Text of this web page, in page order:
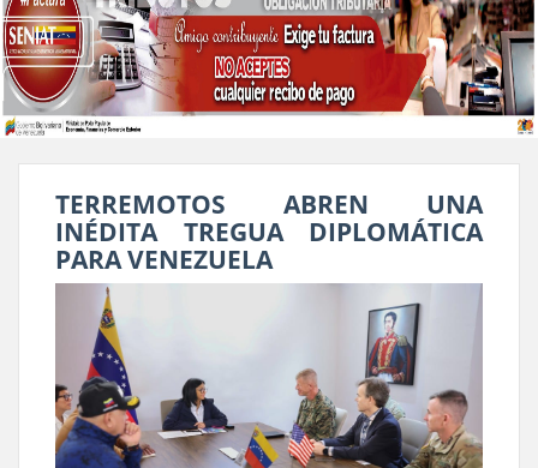
TERREMOTOS ABREN UNA
INÉDITA TREGUA DIPLOMÁTICA
PARA VENEZUELA